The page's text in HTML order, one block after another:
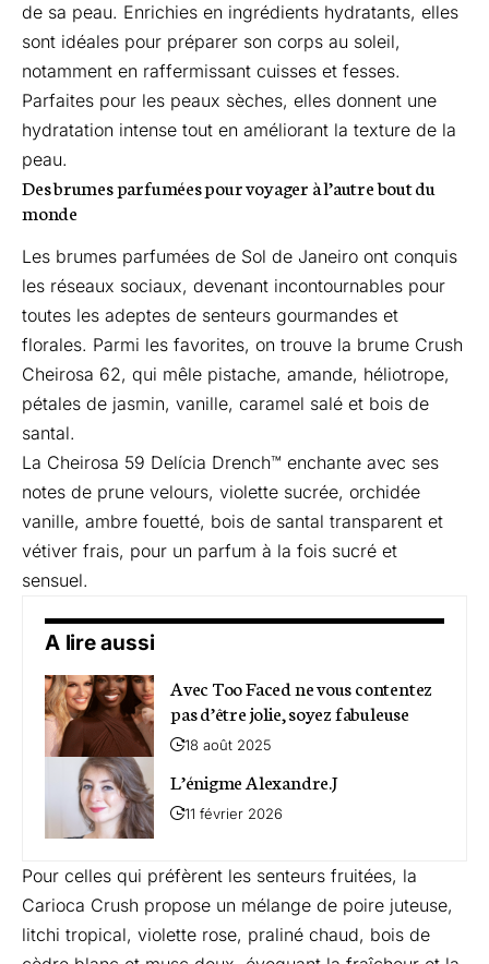
de sa peau. Enrichies en ingrédients hydratants, elles
sont idéales pour préparer son corps au soleil,
notamment en raffermissant cuisses et fesses.
Parfaites pour les peaux sèches, elles donnent une
hydratation intense tout en améliorant la texture de la
peau.
Des brumes parfumées pour voyager à l’autre bout du
monde
Les brumes parfumées de Sol de Janeiro ont conquis
les réseaux sociaux, devenant incontournables pour
toutes les adeptes de senteurs gourmandes et
florales. Parmi les favorites, on trouve la brume Crush
Cheirosa 62, qui mêle pistache, amande, héliotrope,
pétales de jasmin, vanille, caramel salé et bois de
santal.
La Cheirosa 59 Delícia Drench™ enchante avec ses
notes de prune velours, violette sucrée, orchidée
vanille, ambre fouetté, bois de santal transparent et
vétiver frais, pour un parfum à la fois sucré et
sensuel.
A lire aussi
Avec Too Faced ne vous contentez
pas d’être jolie, soyez fabuleuse
18 août 2025
L’énigme Alexandre.J
11 février 2026
Pour celles qui préfèrent les senteurs fruitées, la
Carioca Crush propose un mélange de poire juteuse,
litchi tropical, violette rose, praliné chaud, bois de